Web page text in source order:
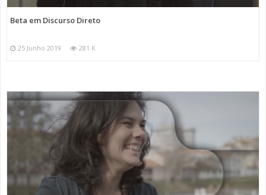
Beta em Discurso Direto
25 Junho 2019 281 K